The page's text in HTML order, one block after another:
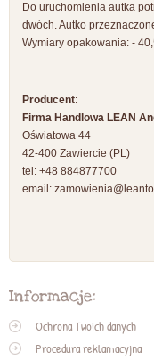
Do uruchomienia autka
dwóch. Autko
Wymiary opakowania: -
Producent:
Firma Handlowa LEAN
Oświatowa 44
42-400 Zawiercie (PL)
tel: +48 884877700
email:
Informacje:
Ochrona Twoich danych
Procedura reklamacyjna